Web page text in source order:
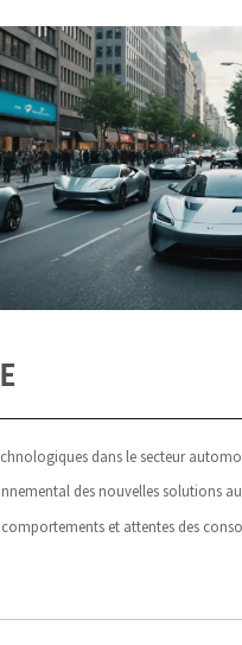
dans le secteur
des nouvelles solutions
comportements et attentes des